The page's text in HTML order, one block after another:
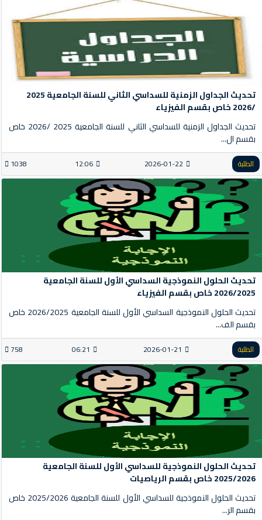
تحديث الجداول الزمنية للسداسي الثاني للسنة الجامعية 2025
/2026 خاص بقسم الفيزياء
تحديث الجداول الزمنية للسداسي الثاني للسنة الجامعية 2025 /2026 خاص
بقسم ال...
الطلبة 2026-01-22
12:06
1038
تحديث الحلول النموذجية السداسي الأول للسنة الجامعية
2026/2025 خاص بقسم الفيزياء
تحديث الحلول النموذجية السداسي الأول للسنة الجامعية 2026/2025 خاص
بقسم الف...
الطلبة 2026-01-21
06:21
758
تحديث الحلول النموذجية للسداسي الأول للسنة الجامعية
2025/2026 خاص بقسم الرياصيات
تحديث الحلول النموذجية للسداسي الأول للسنة الجامعية 2025/2026 خاص
بقسم الر...